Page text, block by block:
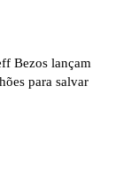
Bezos lançam
para salvar